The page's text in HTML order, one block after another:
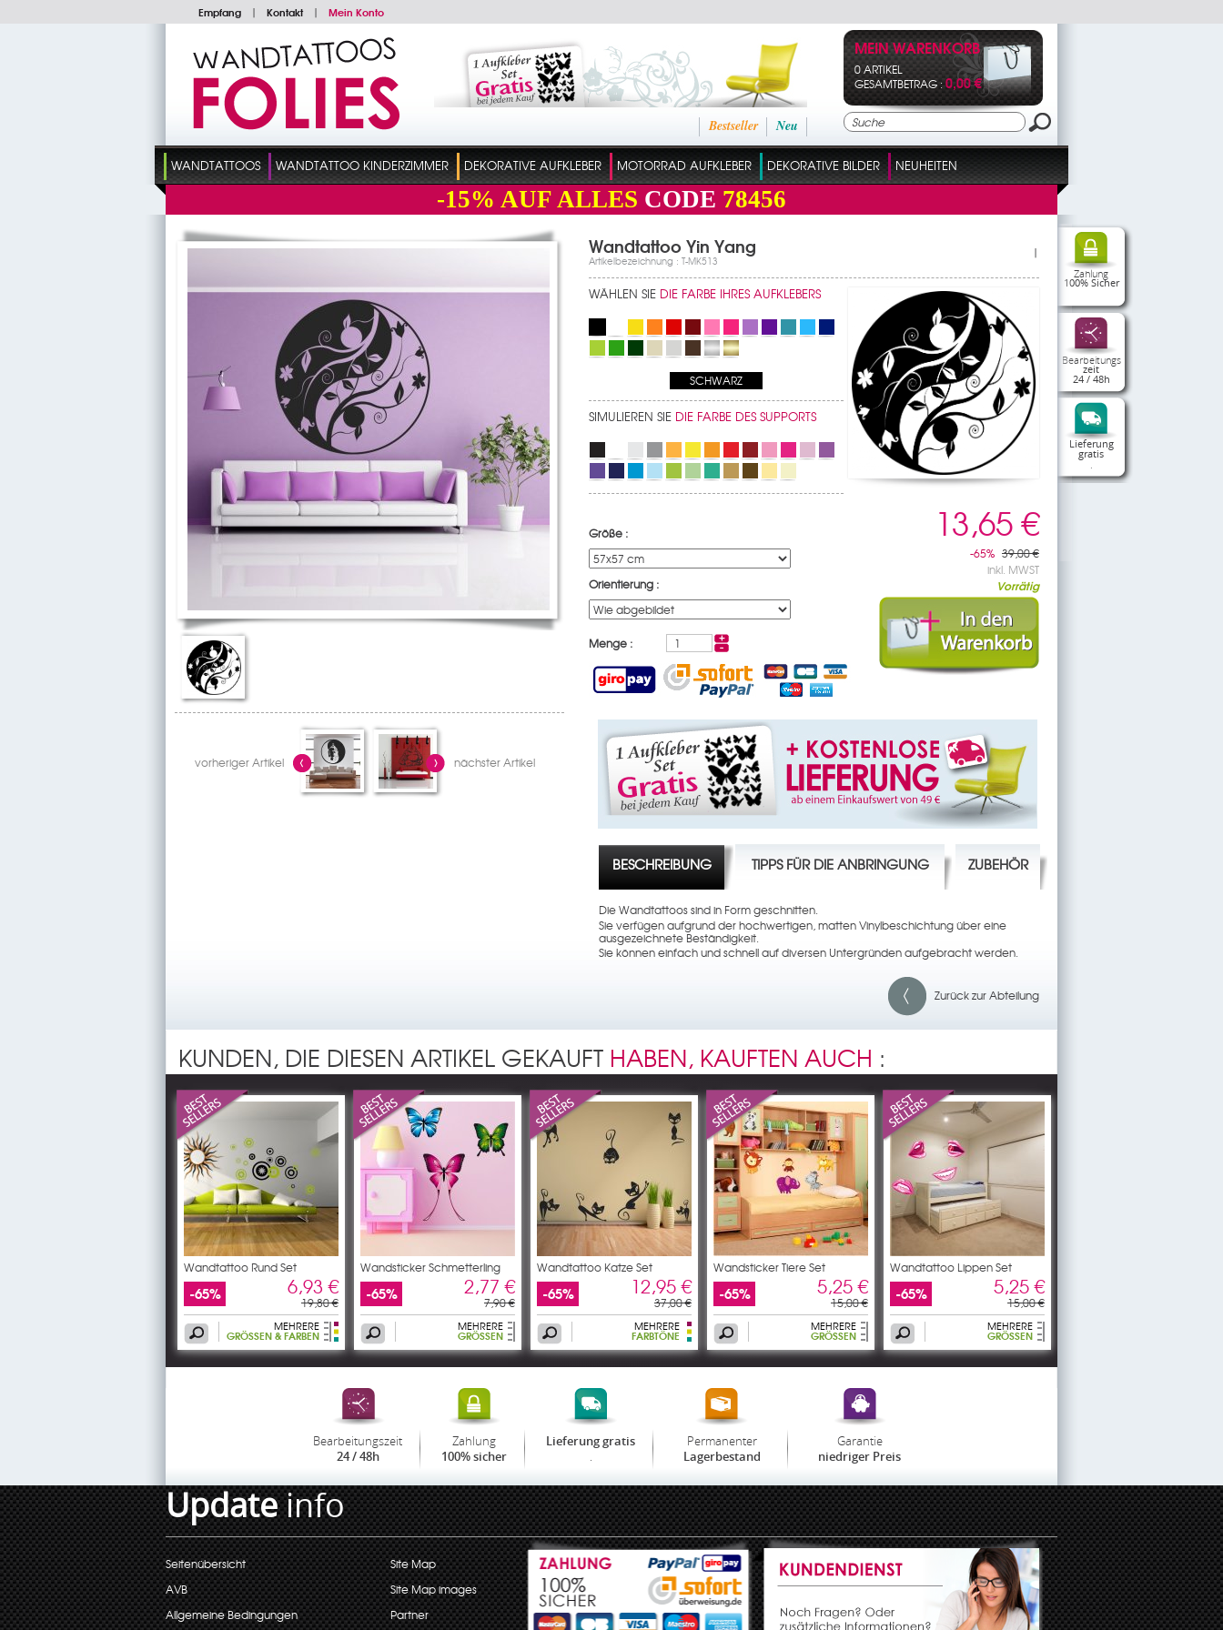
Empfang | Kontakt | Mein Konto
Neu
Bestseller
MEIN WARENKORB
0 ARTIKEL
GESAMTBETRAG :0,00 €
WANDTATTOOS WANDTATTOO KINDERZIMMER DEKORATIVE AUFKLEBER MOTORRAD AUFKLEBER DEKORATIVE BILDER NEUHEITEN
-15% AUF ALLES CODE 78456
Zahlung
100% Sicher
Bearbeitungs
zeit
24 / 48h
Lieferung
gratis
vorheriger Artikel nächster Artikel
Wandtattoo Yin Yang
Artikelbezeichnung : T-MK513
|
WÄHLEN SIE DIE FARBE IHRES AUFKLEBERS
SCHWARZ
SIMULIEREN SIE DIE FARBE DES SUPPORTS
Größe :
Orientierung :
Menge :
13,65 €
-65% 39,00 €
inkl. MWST
Vorrätig
BESCHREIBUNG TIPPS FÜR DIE ANBRINGUNG ZUBEHÖR
Die Wandtattoos sind in Form geschnitten.
Sie verfügen aufgrund der hochwertigen, matten Vinylbeschichtung über eine
ausgezeichnete Beständigkeit.
Sie können einfach und schnell auf diversen Untergründen aufgebracht werden.
Zurück zur Abteilung
KUNDEN, DIE DIESEN ARTIKEL GEKAUFT HABEN, KAUFTEN AUCH :
Wandtattoo Rund Set
-65% 6,93 €
19,80 €
MEHRERE
GRÖSSEN & FARBEN
Wandsticker Schmetterling
Set
-65% 2,77 €
7,90 €
MEHRERE
GRÖSSEN
Wandtattoo Katze Set
-65% 12,95 €
37,00 €
MEHRERE
FARBTÖNE
Wandsticker Tiere Set
-65% 5,25 €
15,00 €
MEHRERE
GRÖSSEN
Wandtattoo Lippen Set
-65% 5,25 €
15,00 €
MEHRERE
GRÖSSEN
Bearbeitungszeit
24 / 48h
Zahlung
100% sicher
Lieferung gratis
.
Permanenter
Lagerbestand
Garantie
niedriger Preis
Updateinfo
Seitenübersicht
AVB
Allgemeine Bedingungen
Site Map
Site Map images
Partner